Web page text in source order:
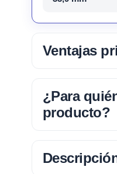
Ventajas
¿Para
producto?